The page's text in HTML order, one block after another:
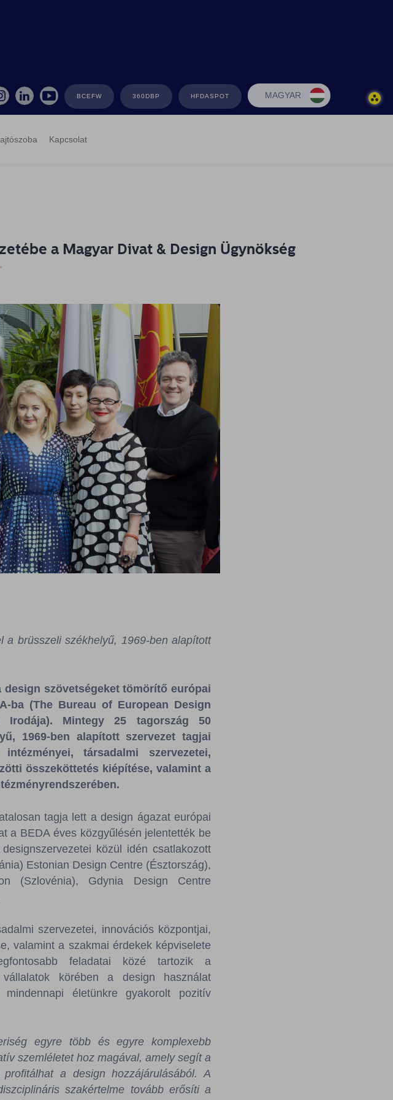
BCEFW 360DBP HFDASPOT MAGYAR
Kapcsolat
a Magyar Divat & Design Ügynökség
a brüsszeli székhelyű, 1969-ben alapított
szövetségeket tömörítő európai
ba (The Bureau of European Design
Irodája). Mintegy 25 tagország 50
1969-ben alapított szervezet tagjai
társadalmi szervezetei,
összeköttetés kiépítése, valamint a
tagja lett a design ágazat európai
a BEDA éves közgyűlésén jelentették be
közül idén csatlakozott
Estonian Design Centre (Észtország),
(Szlovénia), Gdynia Design Centre
szervezetei, innovációs központjai,
valamint a szakmai érdekek képviselete
feladatai közé tartozik a
körében a design használat
életünkre gyakorolt pozitív
egyre több és egyre komplexebb
szemléletet hoz magával, amely segít a
a design hozzájárulásából. A
szakértelme tovább erősíti a